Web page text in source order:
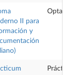
II para
y